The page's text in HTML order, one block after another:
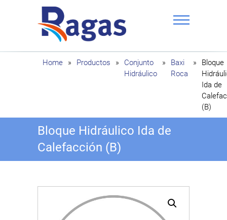
Ragas
Home » Productos »
Conjunto
Hidráulico
»
Baxi
Roca
»
Bloque
Ida de
(B)
Bloque Hidráulico Ida de
Calefacción (B)